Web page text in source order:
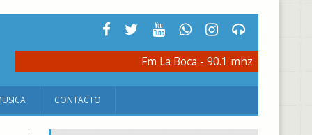
Fm La Boca - 90.1 mhz
CONTACTO